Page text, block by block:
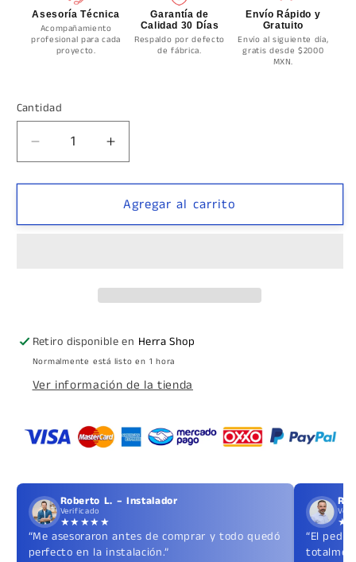
Asesoría Técnica
Acompañamiento
profesional para cada
proyecto.
Garantía de
Calidad 30 Días
Respaldo por defecto
de fábrica.
Envío Rápido y
Gratuito
Envío al siguiente día,
gratis desde $2000
MXN.
Cantidad
Cantidad
Reducir
cantidad
para
DOBLE
Aumentar
cantidad
para
CHAPA
DOBLE
Agregar al carrito
Retiro disponible en Herra Shop
Normalmente está listo en 1 hora
Ver información de la tienda
Roberto L. – Instalador
Verificado
★★★★★
“Me asesoraron antes de comprar y todo quedó
perfecto en la instalación.”
“El